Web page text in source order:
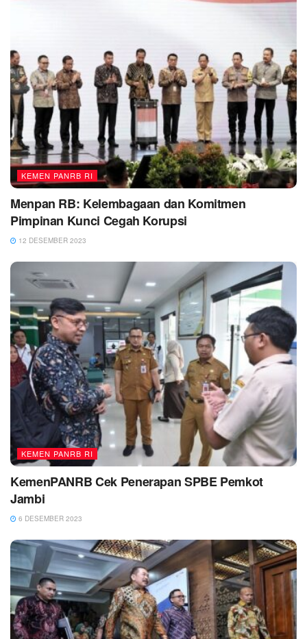
KEMEN PANRB RI
Menpan RB: Kelembagaan dan Komitmen
Pimpinan Kunci Cegah Korupsi
12 DESEMBER 2023
KEMEN PANRB RI
KemenPANRB Cek Penerapan SPBE Pemkot
Jambi
6 DESEMBER 2023